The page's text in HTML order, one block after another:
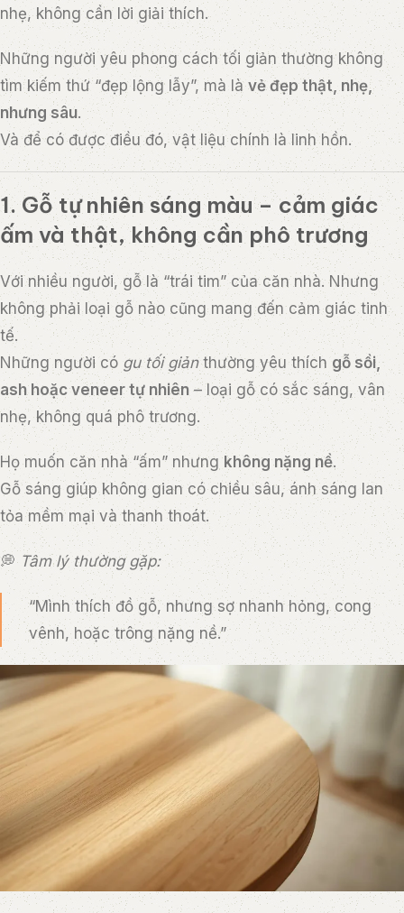
nhẹ, không cần lời giải thích.
Những người yêu phong cách tối giản thường không
tìm kiếm thứ “đẹp lộng lẫy”, mà làvẻ đẹp thật, nhẹ,
nhưng sâu.
Và để có được điều đó, vật liệu chính là linh hồn.
1. Gỗ tự nhiên sáng màu – cảm giác
ấm và thật, không cần phô trương
Với nhiều người, gỗ là “trái tim” của căn nhà. Nhưng
không phải loại gỗ nào cũng mang đến cảm giác tinh
tế.
Những người có gu tối giảnthường yêu thích gỗ sồi,
ash hoặc veneer tự nhiên – loại gỗ có sắc sáng, vân
nhẹ, không quá phô trương.
Họ muốn căn nhà “ấm” nhưng không nặng nề.
Gỗ sáng giúp không gian có chiều sâu, ánh sáng lan
tỏa mềm mại và thanh thoát.
💭 Tâm lý thường gặp:
“Mình thích đồ gỗ, nhưng sợ nhanh hỏng, cong
vênh, hoặc trông nặng nề.”